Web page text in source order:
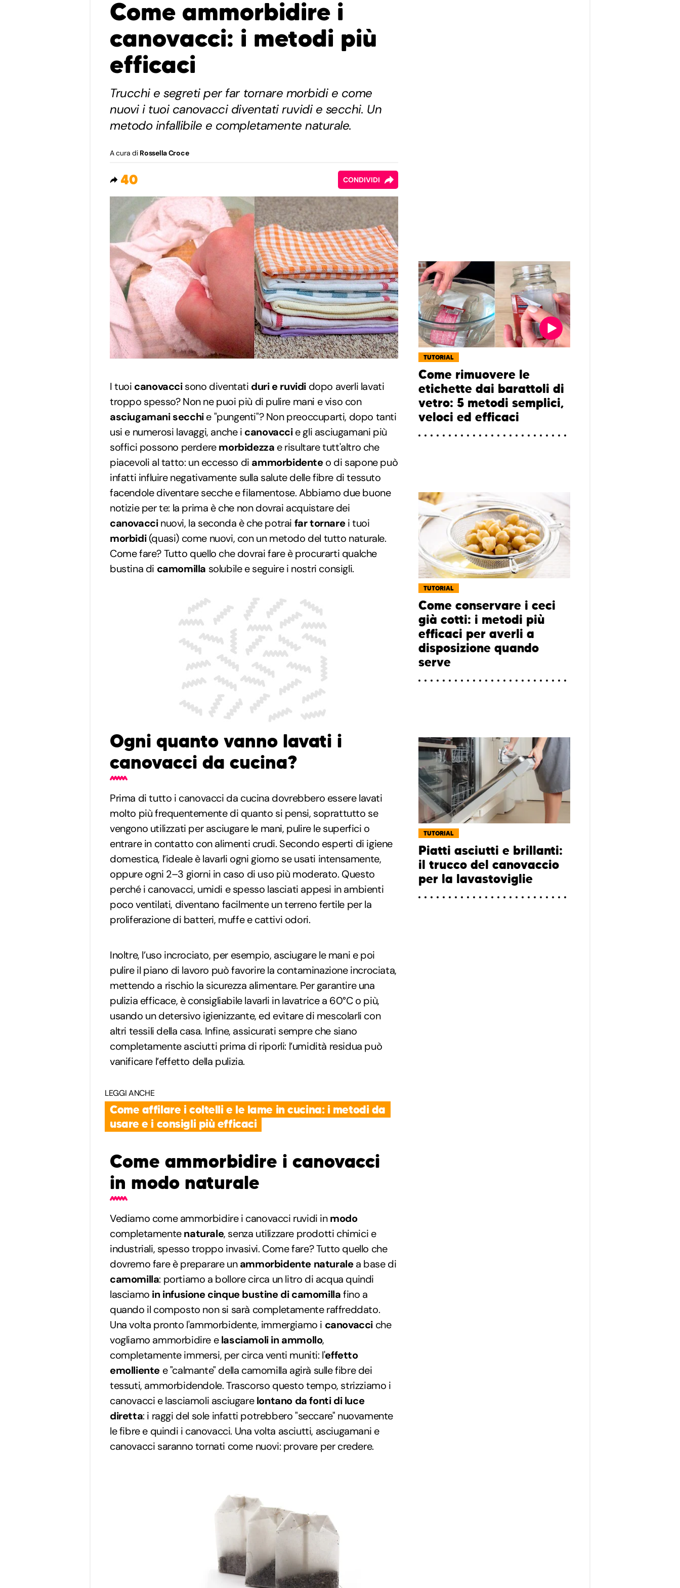
Come ammorbidire i
canovacci: i metodi più
efficaci
Trucchi e segreti per far tornare morbidi e come
nuovi i tuoi canovacci diventati ruvidi e secchi. Un
metodo infallibile e completamente naturale.
A cura di Rossella Croce
40 CONDIVIDI
I tuoi canovaccisono diventati duri e ruvidi dopo averli lavati
troppo spesso? Non ne puoi più di pulire mani e viso con
asciugamani secchie "pungenti"? Non preoccuparti, dopo tanti
usi e numerosi lavaggi, anche i canovaccie gli asciugamani più
soffici possono perderemorbidezza e risultare tutt'altro che
piacevoli al tatto: un eccesso di ammorbidenteo di sapone può
infatti influire negativamente sulla salute delle fibre di tessuto
facendole diventare secche e filamentose. Abbiamo due buone
notizie per te: la prima è che non dovrai acquistare dei
canovaccinuovi, la seconda è che potrai far tornarei tuoi
morbidi(quasi) come nuovi, con un metodo del tutto naturale.
Come fare? Tutto quello che dovrai fare è procurarti qualche
bustina di camomilla solubile e seguire i nostri consigli.
Ogni quanto vanno lavati i
canovacci da cucina?
Prima di tutto i canovacci da cucina dovrebbero essere lavati
molto più frequentemente di quanto si pensi, soprattutto se
vengono utilizzati per asciugare le mani, pulire le superfici o
entrare in contatto con alimenti crudi. Secondo esperti di igiene
domestica, l’ideale è lavarli ogni giorno se usati intensamente,
oppure ogni 2–3 giorni in caso di uso più moderato. Questo
perché i canovacci, umidi e spesso lasciati appesi in ambienti
poco ventilati, diventano facilmente un terreno fertile per la
proliferazione di batteri, muffe e cattivi odori.
Inoltre, l’uso incrociato, per esempio, asciugare le mani e poi
pulire il piano di lavoro può favorire la contaminazione incrociata,
mettendo a rischio la sicurezza alimentare. Per garantire una
pulizia efficace, è consigliabile lavarli in lavatrice a 60°C o più,
usando un detersivo igienizzante, ed evitare di mescolarli con
altri tessili della casa. Infine, assicurati sempre che siano
completamente asciutti prima di riporli: l’umidità residua può
vanificare l’effetto della pulizia.
LEGGI ANCHE
Come affilare i coltelli e le lame in cucina: i metodi da
usare e i consigli più efficaci
Come ammorbidire i canovacci
in modo naturale
Vediamo come ammorbidire i canovacci ruvidi inmodo
completamentenaturale, senza utilizzare prodotti chimici e
industriali, spesso troppo invasivi. Come fare? Tutto quello che
dovremo fare è preparare unammorbidente naturalea base di
camomilla: portiamo a bollore circa un litro di acqua quindi
lasciamo in infusione cinque bustine di camomillafino a
quando il composto non si sarà completamente raffreddato.
Una volta pronto l'ammorbidente, immergiamo i canovacci che
vogliamo ammorbidire elasciamoli in ammollo,
completamente immersi, per circa venti muniti: l'effetto
emolliente e "calmante" della camomilla agirà sulle fibre dei
tessuti, ammorbidendole. Trascorso questo tempo, strizziamo i
canovacci e lasciamoli asciugarelontano da fonti di luce
diretta: i raggi del sole infatti potrebbero "seccare" nuovamente
le fibre e quindi i canovacci. Una volta asciutti, asciugamani e
canovacci saranno tornati come nuovi: provare per credere.
TUTORIAL
Come rimuovere le
etichette dai barattoli di
vetro: 5 metodi semplici,
veloci ed efficaci
TUTORIAL
Come conservare i ceci
già cotti: i metodi più
efficaci per averli a
disposizione quando
serve
TUTORIAL
Piatti asciutti e brillanti:
il trucco del canovaccio
per la lavastoviglie